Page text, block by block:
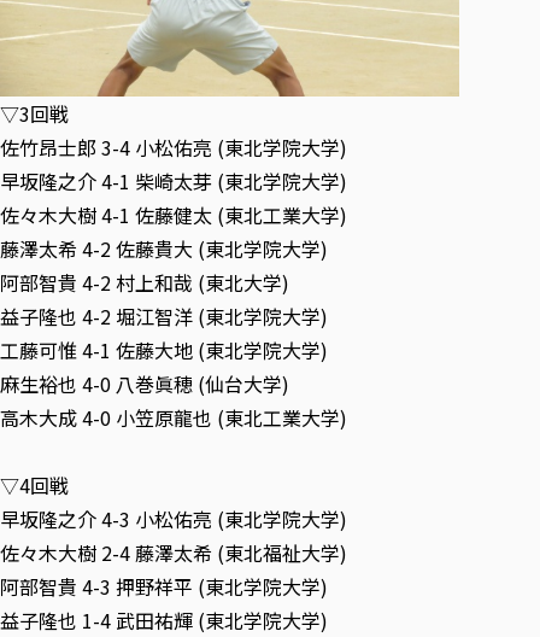
▽3回戦
佐竹昂士郎 3-4 小松佑亮 (東北学院大学)
早坂隆之介 4-1 柴崎太芽 (東北学院大学)
佐々木大樹 4-1 佐藤健太 (東北工業大学)
藤澤太希 4-2 佐藤貴大 (東北学院大学)
阿部智貴 4-2 村上和哉 (東北大学)
益子隆也 4-2 堀江智洋 (東北学院大学)
工藤可惟 4-1 佐藤大地 (東北学院大学)
麻生裕也 4-0 八巻眞穂 (仙台大学)
高木大成 4-0 小笠原龍也 (東北工業大学)
▽4回戦
早坂隆之介 4-3 小松佑亮 (東北学院大学)
佐々木大樹 2-4 藤澤太希 (東北福祉大学)
阿部智貴 4-3 押野祥平 (東北学院大学)
益子隆也 1-4 武田祐輝 (東北学院大学)